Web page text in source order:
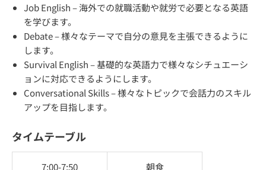
Job English – 海外での就職活動や就労で必要となる英語
を学びます。
Debate – 様々なテーマで自分の意見を主張できるように
します。
Survival English – 基礎的な英語力で様々なシチュエーシ
ョンに対応できるようにします。
Conversational Skills – 様々なトピックで会話力のスキル
アップを目指します。
タイムテーブル
7:00-7:50 朝食